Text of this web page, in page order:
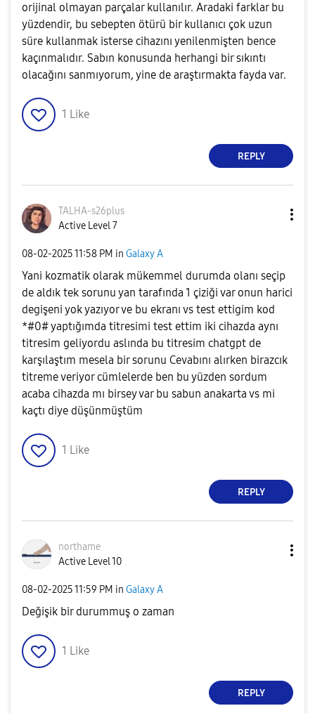
orijinal olmayan parçalar kullanılır. Aradaki farklar bu
yüzdendir, bu sebepten ötürü bir kullanıcı çok uzun
süre kullanmak isterse cihazını yenilenmişten bence
kaçınmalıdır. Sabın konusunda herhangi bir sıkıntı
olacağını sanmıyorum, yine de araştırmakta fayda var.
1 Like
REPLY
TALHA-s26plus
Active Level 7
‎08-02-202511:58 PM in Galaxy A
Yani kozmatik olarak mükemmel durumda olanı seçip
de aldık tek sorunu yan tarafında 1 çiziği var onun harici
degişeni yok yazıyor ve bu ekranı vs test ettigim kod
*#0# yaptığımda titresimi test ettim iki cihazda aynı
titresim geliyordu aslında bu titresim chatgpt de
karşılaştım mesela bir sorunu Cevabını alırken birazcık
titreme veriyor cümlelerde ben bu yüzden sordum
acaba cihazda mı birsey var bu sabun anakarta vs mi
kaçtı diye düşünmüştüm
1 Like
REPLY
northame
Active Level 10
‎08-02-202511:59 PM in Galaxy A
Değişik bir durummuş o zaman
1 Like
REPLY